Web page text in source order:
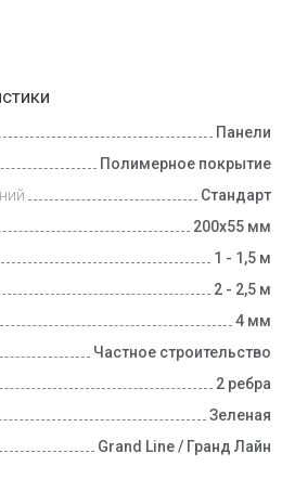
Панели
Полимерное покрытие
Стандарт
200х55 мм
1 - 1,5 м
2 - 2,5 м
4 мм
Частное строительство
2 ребра
Зеленая
Grand Line / Гранд Лайн